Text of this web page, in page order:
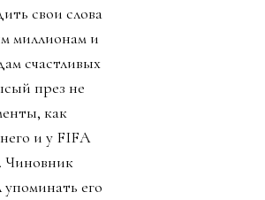
свои слова
миллионам и
счастливых
през не
как
и у FIFA
Чиновник
упоминать его